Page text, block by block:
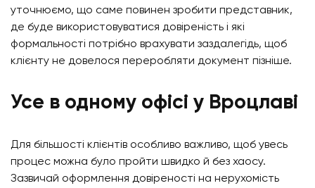
уточнюємо, що саме повинен зробити представник,
де буде використовуватися довіреність і які
формальності потрібно врахувати заздалегідь, щоб
клієнту не довелося переробляти документ пізніше.
Усе в одному офісі у Вроцлаві
Для більшості клієнтів особливо важливо, щоб увесь
процес можна було пройти швидко й без хаосу.
Зазвичай оформлення довіреності на нерухомість